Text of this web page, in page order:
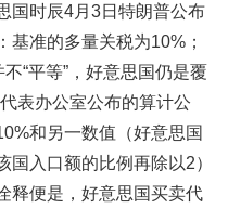
国时辰4月3日特朗普公布
基准的多量关税为10%；
“平等”，好意思国仍是覆
表办公室公布的算计公
和另一数值（好意思国
入口额的比例再除以2）
释便是，好意思国买卖代